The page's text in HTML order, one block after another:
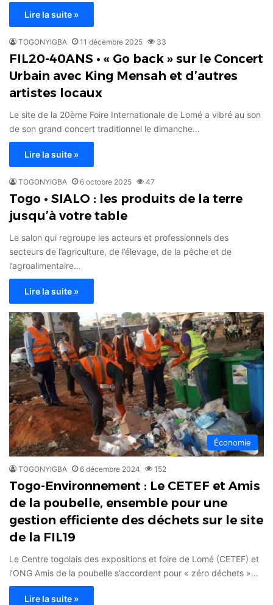
Lire la suite »
TOGONYIGBA 11 décembre 2025 33
FIL20-40ANS • « Go back » sur le Concert
Urbain avec King Mensah et d’autres
artistes locaux
Le site de la 20ème Foire Internationale de Lomé a vibré au son
de son grand concert traditionnel le dimanche…
Lire la suite »
TOGONYIGBA 6 octobre 2025 47
Togo • SIALO : les produits de la terre
jusqu’à votre table
Le salon qui regroupe les acteurs et professionnels des
secteurs de l’agriculture, de l’élevage, de la pêche et de
l’agroalimentaire…
Lire la suite »
Économie
TOGONYIGBA 6 décembre 2024 152
Togo-Environnement : Le CETEF et Amis
de la poubelle, ensemble pour une
gestion efficiente des déchets sur le site
de la FIL19
Le Centre togolais des expositions et foire de Lomé (CETEF) et
l’ONG Amis de la poubelle s’accordent pour « zéro déchets »…
Lire la suite »